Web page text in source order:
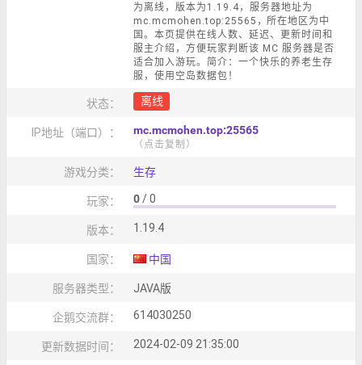
为离线，版本为1.19.4，服务器地址为
mc.mcmohen.top:25565，所在地区为中
国。本页提供在线人数、延迟、更新时间和
服主介绍，方便玩家判断该 MC 服务器是否
适合加入游玩。简介：一个快乐的养老生存
服，使用空岛数据包！
状态： 离线
IP地址（端口）： mc.mcmohen.top:25565
（点击复制）
游戏分类： 生存
玩家： 0/ 0
版本： 1.19.4
国家： 中国
服务器类型： JAVA版
企鹅交流群： 614030250
更新数据时间： 2024-02-09 21:35:00